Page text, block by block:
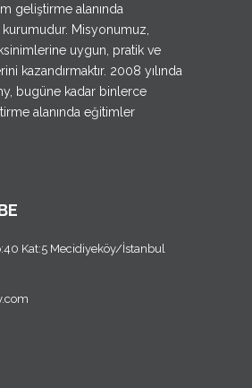
geliştirme alanında
Misyonumuz,
uygun, pratik ve
kazandırmaktır. 2008 yılında
bugüne kadar binlerce
alanında eğitimler
Kat:5 Mecidiyeköy/İstanbul